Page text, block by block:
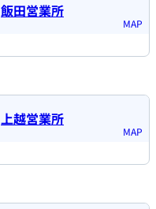
飯田営業所
上越営業所